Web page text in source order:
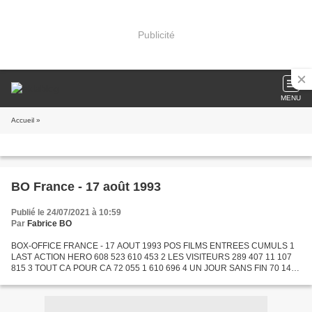
Publicité
MENU
Accueil »
BO France - 17 août 1993
Publié le 24/07/2021 à 10:59
Par Fabrice BO
BOX-OFFICE FRANCE - 17 AOUT 1993 POS FILMS ENTREES CUMULS 1
LAST ACTION HERO 608 523 610 453 2 LES VISITEURS 289 407 11 107
815 3 TOUT CA POUR CA 72 055 1 610 696 4 UN JOUR SANS FIN 70 143